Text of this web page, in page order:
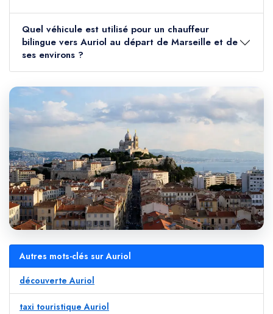
Quel véhicule est utilisé pour un chauffeur
bilingue vers Auriol au départ de Marseille et de
ses environs ?
Autres mots-clés sur Auriol
découverte Auriol
taxi touristique Auriol